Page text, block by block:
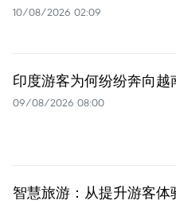
10/08/2026 02:09
印度游客为何纷纷奔向越
09/08/2026 08:00
智慧旅游：从提升游客体